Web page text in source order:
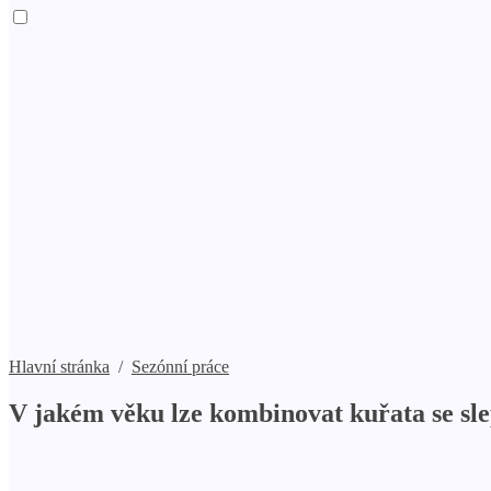
Hlavní stránka / Sezónní práce
V jakém věku lze kombinovat kuřata se